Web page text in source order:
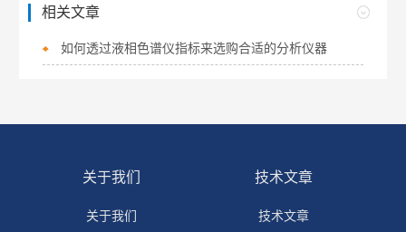
相关文章
如何透过液相色谱仪指标来选购合适的分析仪器
关于我们
关于我们
技术文章
技术文章